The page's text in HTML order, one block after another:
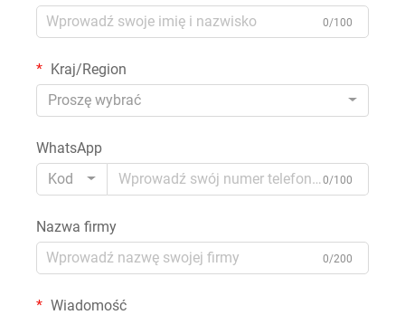
0/100
Kraj/Region
Proszę wybrać
WhatsApp
Kod
0/100
Nazwa firmy
0/200
Wiadomość